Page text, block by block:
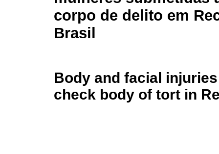
corpo de delito em
Brasil
Body and facial
check body of tort in